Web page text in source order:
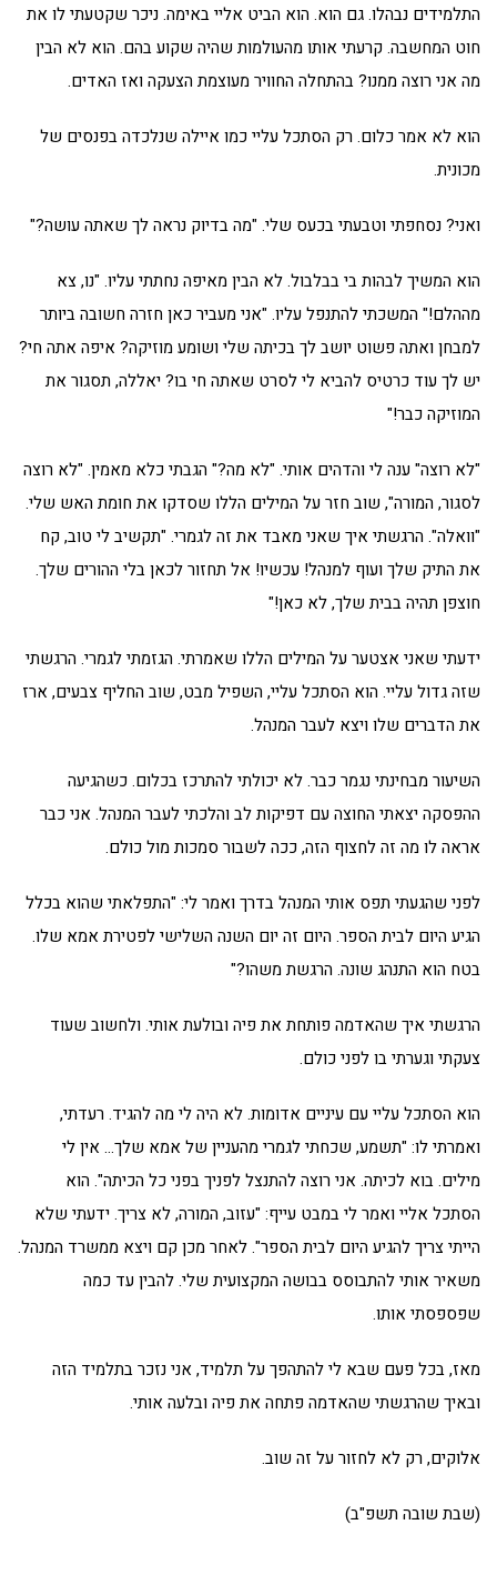
התלמידים נבהלו. גם הוא. הוא הביט אליי באימה. ניכר שקטעתי לו את
חוט המחשבה. קרעתי אותו מהעולמות שהיה שקוע בהם. הוא לא הבין
מה אני רוצה ממנו? בהתחלה החוויר מעוצמת הצעקה ואז האדים.
הוא לא אמר כלום. רק הסתכל עליי כמו איילה שנלכדה בפנסים של
מכונית.
ואני? נסחפתי וטבעתי בכעס שלי. "מה בדיוק נראה לך שאתה עושה?"
הוא המשיך לבהות בי בבלבול. לא הבין מאיפה נחתתי עליו. "נו, צא
מההלם!" המשכתי להתנפל עליו. "אני מעביר כאן חזרה חשובה ביותר
למבחן ואתה פשוט יושב לך בכיתה שלי ושומע מוזיקה? איפה אתה חי?
יש לך עוד כרטיס להביא לי לסרט שאתה חי בו? יאללה, תסגור את
המוזיקה כבר!"
"לא רוצה" ענה לי והדהים אותי. "לא מה?" הגבתי כלא מאמין. "לא רוצה
לסגור, המורה", שוב חזר על המילים הללו שסדקו את חומת האש שלי.
"וואלה". הרגשתי איך שאני מאבד את זה לגמרי. "תקשיב לי טוב, קח
את התיק שלך ועוף למנהל! עכשיו! אל תחזור לכאן בלי ההורים שלך.
חוצפן תהיה בבית שלך, לא כאן!"
ידעתי שאני אצטער על המילים הללו שאמרתי. הגזמתי לגמרי. הרגשתי
שזה גדול עליי. הוא הסתכל עליי, השפיל מבט, שוב החליף צבעים, ארז
את הדברים שלו ויצא לעבר המנהל.
השיעור מבחינתי נגמר כבר. לא יכולתי להתרכז בכלום. כשהגיעה
ההפסקה יצאתי החוצה עם דפיקות לב והלכתי לעבר המנהל. אני כבר
אראה לו מה זה לחצוף הזה, ככה לשבור סמכות מול כולם.
לפני שהגעתי תפס אותי המנהל בדרך ואמר לי: "התפלאתי שהוא בכלל
הגיע היום לבית הספר. היום זה יום השנה השלישי לפטירת אמא שלו.
בטח הוא התנהג שונה. הרגשת משהו?"
הרגשתי איך שהאדמה פותחת את פיה ובולעת אותי. ולחשוב שעוד
צעקתי וגערתי בו לפני כולם.
הוא הסתכל עליי עם עיניים אדומות. לא היה לי מה להגיד. רעדתי,
ואמרתי לו: "תשמע, שכחתי לגמרי מהעניין של אמא שלך… אין לי
מילים. בוא לכיתה. אני רוצה להתנצל לפניך בפני כל הכיתה". הוא
הסתכל אליי ואמר לי במבט עייף: "עזוב, המורה, לא צריך. ידעתי שלא
הייתי צריך להגיע היום לבית הספר". לאחר מכן קם ויצא ממשרד המנהל.
משאיר אותי להתבוסס בבושה המקצועית שלי. להבין עד כמה
שפספסתי אותו.
מאז, בכל פעם שבא לי להתהפך על תלמיד, אני נזכר בתלמיד הזה
ובאיך שהרגשתי שהאדמה פתחה את פיה ובלעה אותי.
אלוקים, רק לא לחזור על זה שוב.
(שבת שובה תשפ"ב)